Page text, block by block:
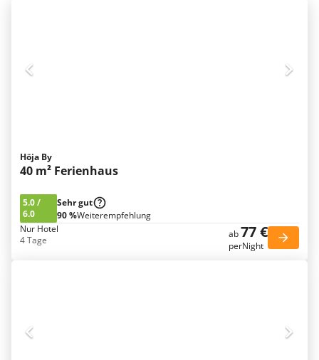
Höja By
40 m² Ferienhaus
5.0/
6.0
Sehr gut
90 %Weiterempfehlung
Nur Hotel
4 Tage
ab77 €
perNight